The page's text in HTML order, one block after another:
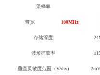
采样率
带宽 100MHz
存储深度
波形捕获率
垂直灵敏度范围（V/div)